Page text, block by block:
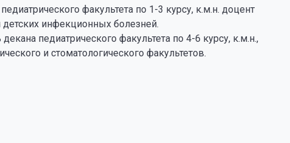
факультета по 1-3 курсу, к.м.н. доцент
инфекционных болезней.
педиатрического факультета по 4-6 курсу, к.м.н.,
и стоматологического факультетов.